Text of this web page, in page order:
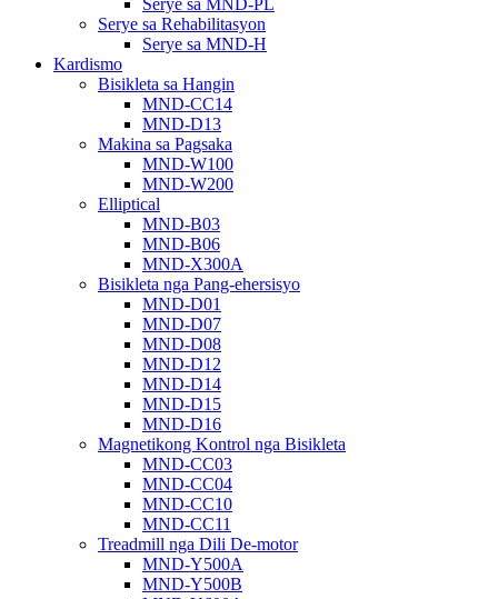
Serye sa MND-PL
Serye sa Rehabilitasyon
Serye sa MND-H
Kardismo
Bisikleta sa Hangin
MND-CC14
MND-D13
Makina sa Pagsaka
MND-W100
MND-W200
Elliptical
MND-B03
MND-B06
MND-X300A
Bisikleta nga Pang-ehersisyo
MND-D01
MND-D07
MND-D08
MND-D12
MND-D14
MND-D15
MND-D16
Magnetikong Kontrol nga Bisikleta
MND-CC03
MND-CC04
MND-CC10
MND-CC11
Treadmill nga Dili De-motor
MND-Y500A
MND-Y500B